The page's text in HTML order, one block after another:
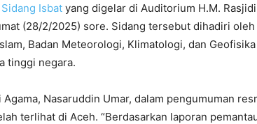
Sidang Isbat yang digelar di Auditorium H.M.
(28/2/2025) sore. Sidang tersebut dihadiri
Badan Meteorologi, Klimatologi, dan
tinggi negara.
Agama, Nasaruddin Umar, dalam pengumuman
terlihat di Aceh. “Berdasarkan laporan